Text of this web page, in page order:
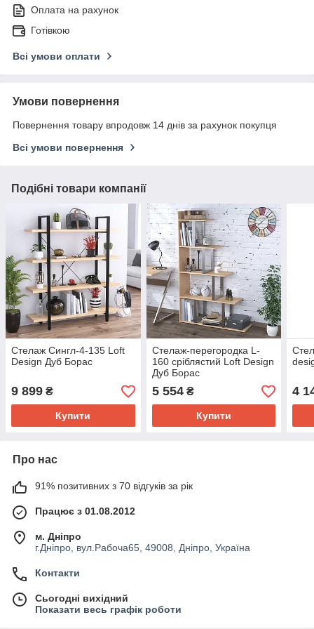
Оплата на рахунок
Готівкою
Всі умови оплати
Умови повернення
Повернення товару впродовж 14 днів за рахунок покупця
Всі умови повернення
Подібні товари компанії
Стелаж Сингл-4-135 Loft
Design Дуб Борас
9 899 ₴
Купити
Стелаж-перегородка L-
160 сріблястий Loft Design
Дуб Борас
5 554₴
Купити
4
Про нас
91% позитивних з 70 відгуків за рік
Працює з 01.08.2012
м. Дніпро
г.Дніпро, вул.Рабоча65, 49008, Дніпро, Україна
Контакти
Сьогодні вихідний
Показати весь графік роботи